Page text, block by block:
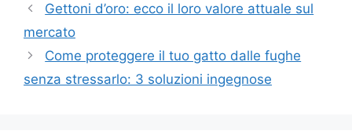
Gettoni d’oro: ecco il loro valore attuale sul
mercato
Come proteggere il tuo gatto dalle fughe
senza stressarlo: 3 soluzioni ingegnose